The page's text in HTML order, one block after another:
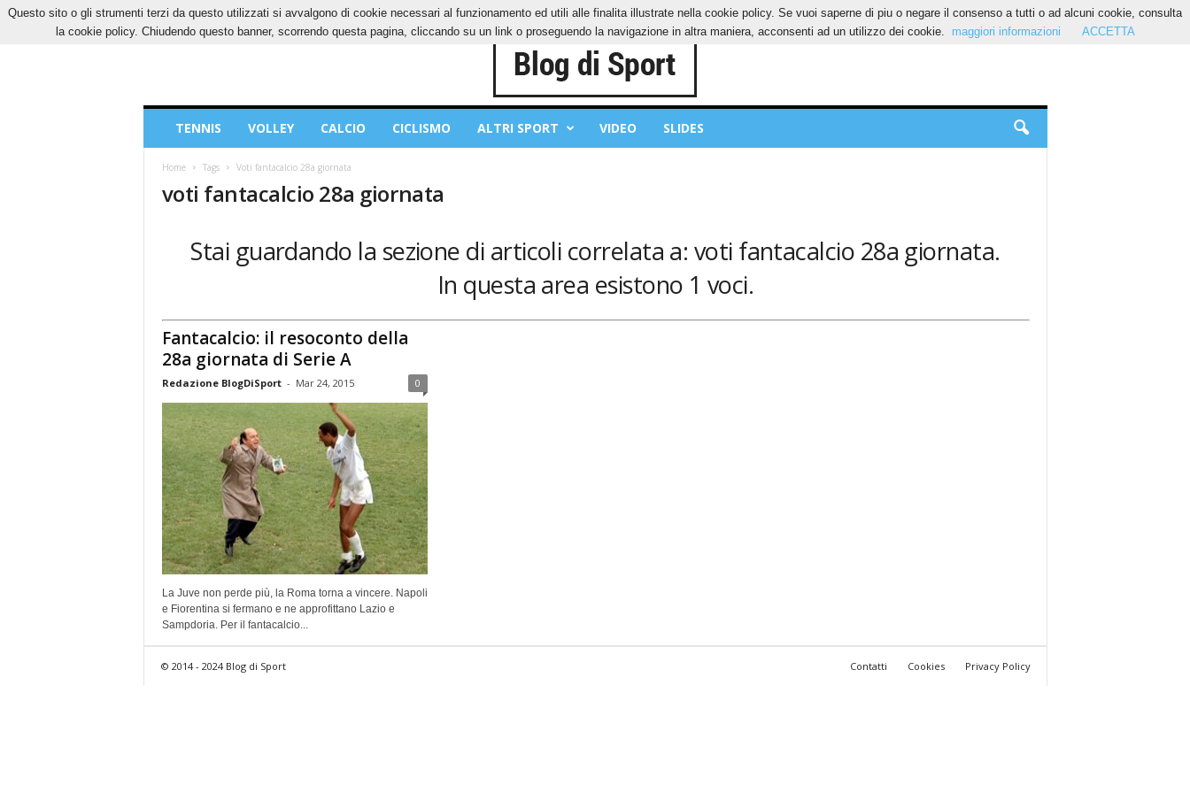
DOMENICA, 9 AGOSTO 2026 CONTATTI COOKIES PRIVACY POLICY
Sport
TENNIS VOLLEY CALCIO CICLISMO ALTRI SPORT VIDEO SLIDES
Home Tags Voti fantacalcio 28a giornata
voti fantacalcio 28a giornata
Stai guardando la sezione di articoli correlata a: voti fantacalcio 28a giornata.
In questa area esistono 1 voci.
Fantacalcio: il resoconto della
28a giornata di Serie A
Redazione BlogDiSport - Mar 24, 2015 0
La Juve non perde più, la Roma torna a vincere. Napoli
e Fiorentina si fermano e ne approfittano Lazio e
Sampdoria. Per il fantacalcio...
Contatti Cookies Privacy Policy
© 2014 - 2024 Blog di Sport
Questo sito o gli strumenti terzi da questo utilizzati si avvalgono di cookie necessari al funzionamento ed utili alle finalita illustrate nella cookie policy. Se vuoi saperne di piu o negare il consenso a tutti o ad alcuni cookie, consulta
la cookie policy. Chiudendo questo banner, scorrendo questa pagina, cliccando su un link o proseguendo la navigazione in altra maniera, acconsenti ad un utilizzo dei cookie.
maggiori informazioni ACCETTA